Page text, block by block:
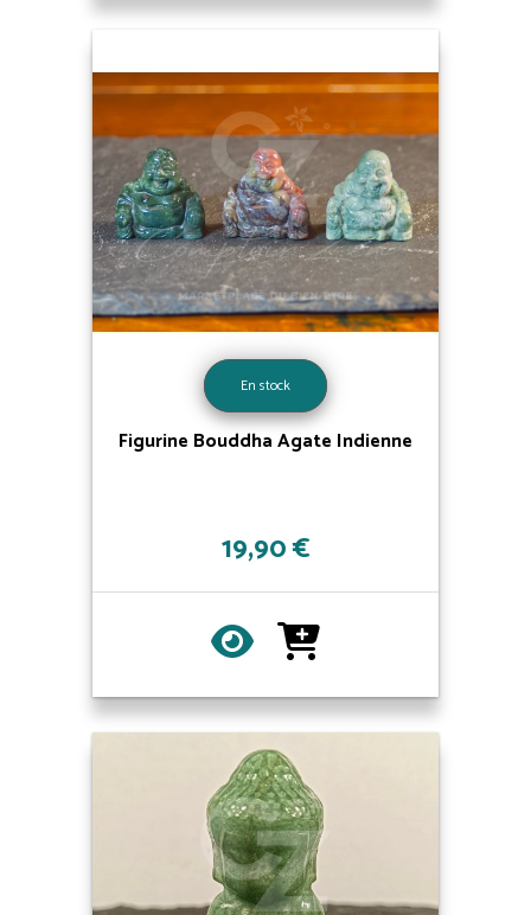
En stock
Figurine Bouddha Agate Indienne
19,90 €